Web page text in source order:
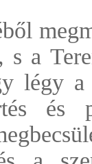
s a
légy
és